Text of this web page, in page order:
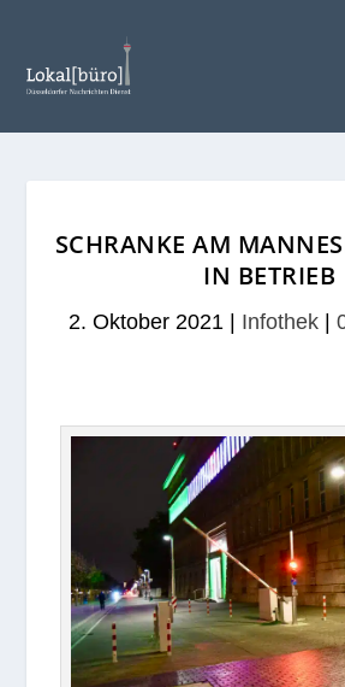
SCHRANKE AM
IN BETRIEB
2. Oktober 2021| Infothek|